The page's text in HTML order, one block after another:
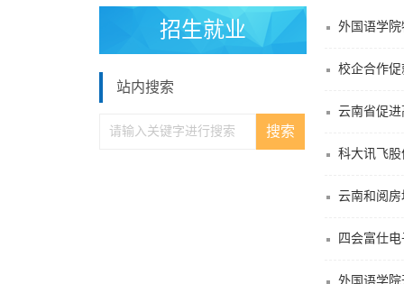
招生就业
站内搜索
外国语学
校企合作
云南省促进
科大讯飞
云南和阅
四会富仕
外国语学